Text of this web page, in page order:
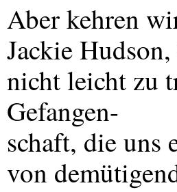
Aber kehren
Jackie
nicht leicht zu
Gefangen-
schaft, die uns
von